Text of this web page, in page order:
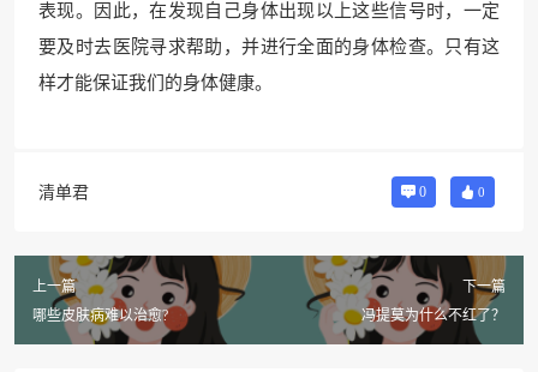
表现。因此，在发现自己身体出现以上这些信号时，一定
要及时去医院寻求帮助，并进行全面的身体检查。只有这
样才能保证我们的身体健康。
清单君 0 0
上一篇
哪些皮肤病难以治愈?
下一篇
冯提莫为什么不红了？